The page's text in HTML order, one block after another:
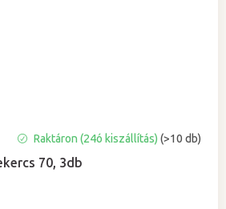
70, 3db
Raktáron (24ó kiszállítás)(>10 db)